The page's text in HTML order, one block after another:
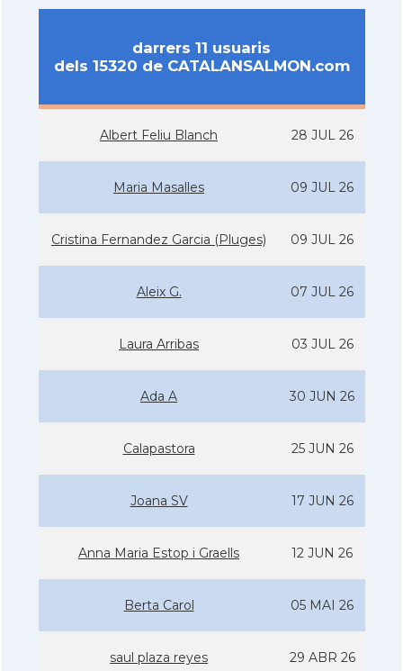
darrers 11 usuaris
dels 15320 de CATALANSALMON.com
Albert Feliu Blanch 28 JUL 26
Maria Masalles 09 JUL 26
Cristina Fernandez Garcia (Pluges) 09 JUL 26
Aleix G. 07 JUL 26
Laura Arribas 03 JUL 26
Ada A 30 JUN 26
Calapastora 25 JUN 26
Joana SV 17 JUN 26
Anna Maria Estop i Graells 12 JUN 26
Berta Carol 05 MAI 26
saul plaza reyes 29 ABR 26